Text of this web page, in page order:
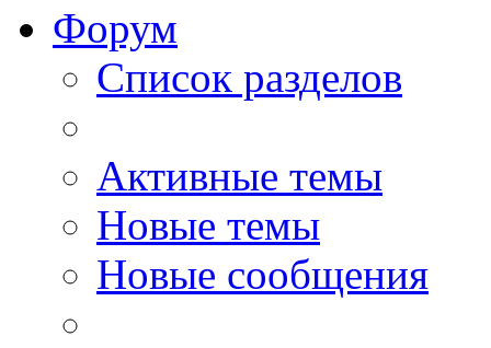
Форум
Список разделов
Активные темы
Новые темы
Новые сообщения